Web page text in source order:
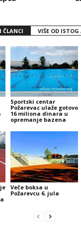
ČLANCI VIŠE OD
Sportski centar
Požarevac ulaže gotovo
16 miliona dinara u
opremanje bazena
Veče boksa u
Požarevcu 6. jula